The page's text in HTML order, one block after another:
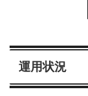
運用状況